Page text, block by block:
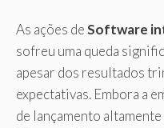
As ações deSoftware
sofreu uma queda
apesar dos resultados
expectativas. Embora a
de lançamento